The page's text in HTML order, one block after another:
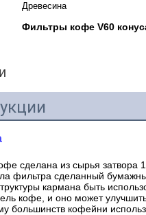
Древесина
Фильтры кофе V60
сделана из сырья затвора
фильтра сделанный
кармана быть
кофе, и оно может
большинств кофейни